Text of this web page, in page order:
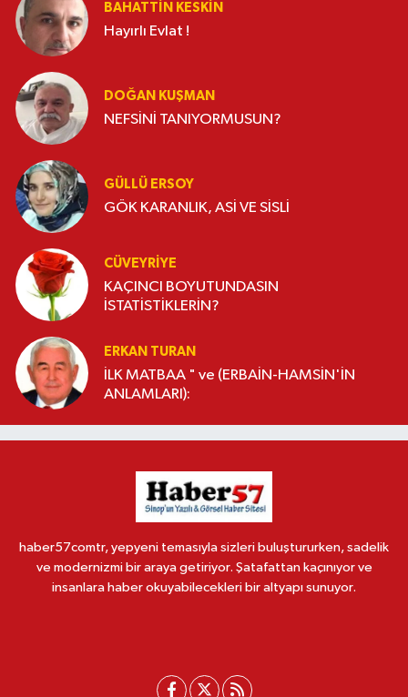
BAHATTIN KESKİN
Hayırlı Evlat !
DOĞAN KUŞMAN
NEFSİNİ TANIYORMUSUN?
GÜLLÜ ERSOY
GÖK KARANLIK, ASİ VE SİSLİ
CÜVEYRIYE
KAÇINCI BOYUTUNDASIN
İSTATİSTİKLERİN?
ERKAN TURAN
İLK MATBAA " ve (ERBAİN-HAMSİN'İN
ANLAMLARI):
haber57comtr, yepyeni temasıyla sizleri buluştururken, sadelik
ve modernizmi bir araya getiriyor. Şatafattan kaçınıyor ve
insanlara haber okuyabilecekleri bir altyapı sunuyor.